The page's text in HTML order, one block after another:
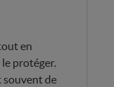
en
protéger.
souvent de